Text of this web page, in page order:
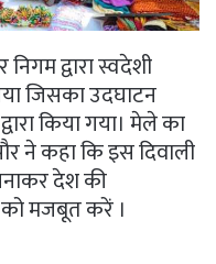
द्वारा स्वदेशी
जिसका उदघाटन
किया गया। मेले का
ने कहा कि इस दिवाली
देश की
को मजबूत करें ।